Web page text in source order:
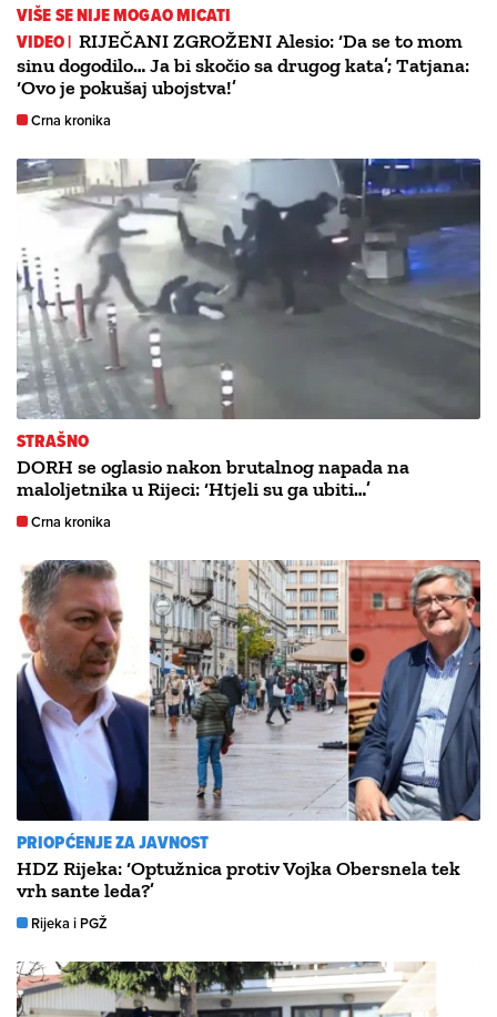
VIŠE SE NIJE MOGAO MICATI
VIDEO | RIJEČANI ZGROŽENI Alesio: ‘Da se to mom
sinu dogodilo… Ja bi skočio sa drugog kata’; Tatjana:
‘Ovo je pokušaj ubojstva!’
Crna kronika
STRAŠNO
DORH se oglasio nakon brutalnog napada na
maloljetnika u Rijeci: ‘Htjeli su ga ubiti…’
Crna kronika
PRIOPĆENJE ZA JAVNOST
HDZ Rijeka: ‘Optužnica protiv Vojka Obersnela tek
vrh sante leda?’
Rijeka i PGŽ